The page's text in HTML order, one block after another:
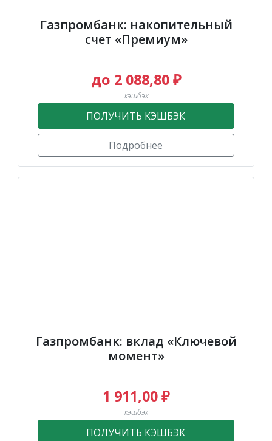
Газпромбанк: накопительный
счет «Премиум»
до 2 088,80 ₽
кэшбэк
ПОЛУЧИТЬ КЭШБЭК
Подробнее
Газпромбанк: вклад «Ключевой
момент»
1 911,00 ₽
кэшбэк
ПОЛУЧИТЬ КЭШБЭК